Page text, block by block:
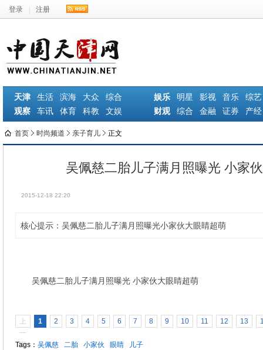
登录 注册
天津 生活 滨海 大众
综合
观察
车讯 体育 科教 文娱
娱乐 明星 影视 音乐
综艺
财观
综合 金融 证券 产经
首页 时尚频道 亲子育儿 正文
吴佩慈二胎儿子满月照曝光 小家
2015-12-18 22:20
核心提示：吴佩慈二胎儿子满月照曝光小家伙大眼睛超萌
吴佩慈二胎儿子满月照曝光 小家伙大眼睛超萌
上
一
页
1 2 3 4 5 6 7 8 9 10 11 12 13
Tags： 吴佩慈 二胎 小家伙 眼睛 儿子